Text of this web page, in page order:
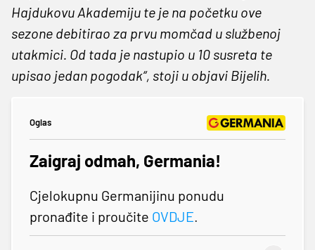
Hajdukovu Akademiju te je na početku ove
sezone debitirao za prvu momčad u službenoj
utakmici. Od tada je nastupio u 10 susreta te
upisao jedan pogodak“, stoji u objavi Bijelih.
Oglas
Zaigraj odmah, Germania!
Cjelokupnu Germanijinu ponudu
pronađite i proučite OVDJE.